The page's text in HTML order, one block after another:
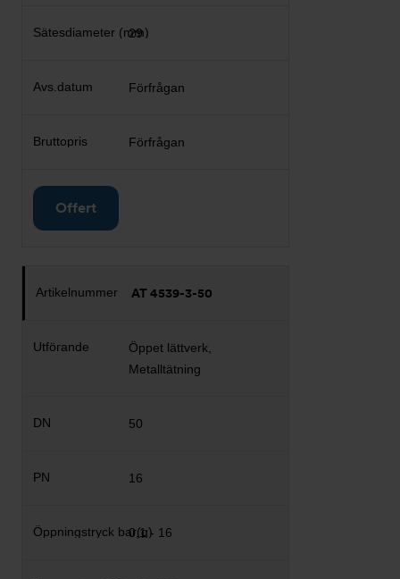
29
Förfrågan
Förfrågan
Offert
AT 4539-3-50
Öppet lättverk,
Metalltätning
50
16
0,1 - 16